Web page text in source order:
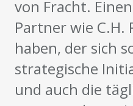
Partner wie C.H.
haben, der sich
strategische
und auch die
managen kann,